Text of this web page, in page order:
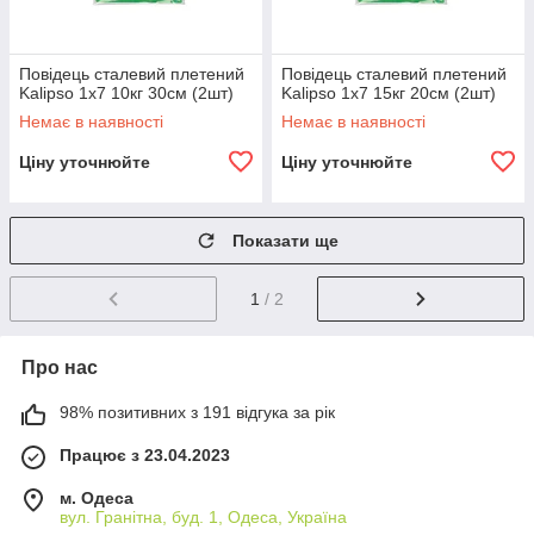
Повідець сталевий плетений
Kalipso 1x7 10кг 30см (2шт)
Немає в наявності
Ціну уточнюйте
Повідець сталевий плетений
Kalipso 1x7 15кг 20см (2шт)
Немає в наявності
Ціну уточнюйте
Показати ще
1 / 2
Про нас
98% позитивних з 191 відгука за рік
Працює з 23.04.2023
м. Одеса
вул. Гранітна, буд. 1, Одеса, Україна